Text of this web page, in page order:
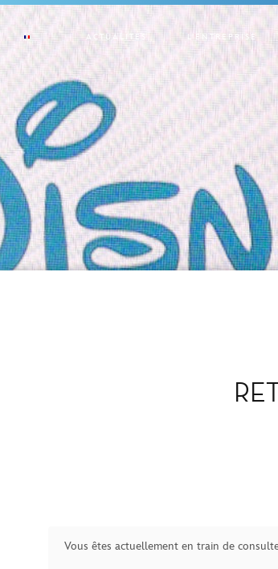
ACTUALITÉS L’ENTREPRISE
Vous êtes actuellement en train de